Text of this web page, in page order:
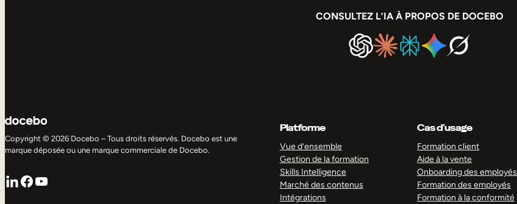
CONSULTEZ L’IA À PROPOS DE DOCEBO
Copyright © 2026 Docebo – Tous droits réservés. Docebo est une
marque déposée ou une marque commerciale de Docebo.
LinkedIn
Facebook
YouTube
Platforme
Vue d’ensemble
Gestion de la formation
Skills Intelligence
Marché des contenus
Intégrations
Cas d’usage
Formation client
Aide à la vente
Onboarding des employés
Formation des employés
Formation à la conformité